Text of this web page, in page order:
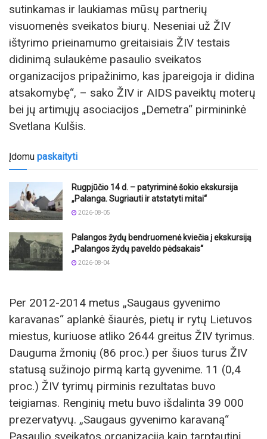
sutinkamas ir laukiamas mūsų partnerių
visuomenės sveikatos biurų. Neseniai už ŽIV
ištyrimo prieinamumo greitaisiais ŽIV testais
didinimą sulaukėme pasaulio sveikatos
organizacijos pripažinimo, kas įpareigoja ir didina
atsakomybę“, – sako ŽIV ir AIDS paveiktų moterų
bei jų artimųjų asociacijos „Demetra“ pirmininkė
Svetlana Kulšis.
Įdomu paskaityti
Rugpjūčio 14 d. – patyriminė šokio ekskursija
„Palanga. Sugriauti ir atstatyti mitai“
2026-08-05
Palangos žydų bendruomenė kviečia į ekskursiją
„Palangos žydų paveldo pėdsakais“
2026-08-04
Per 2012-2014 metus „Saugaus gyvenimo
karavanas“ aplankė šiaurės, pietų ir rytų Lietuvos
miestus, kuriuose atliko 2644 greitus ŽIV tyrimus.
Dauguma žmonių (86 proc.) per šiuos turus ŽIV
statusą sužinojo pirmą kartą gyvenime. 11 (0,4
proc.) ŽIV tyrimų pirminis rezultatas buvo
teigiamas. Renginių metu buvo išdalinta 39 000
prezervatyvų. „Saugaus gyvenimo karavaną“
Pasaulio sveikatos organizacija kaip tarptautinį